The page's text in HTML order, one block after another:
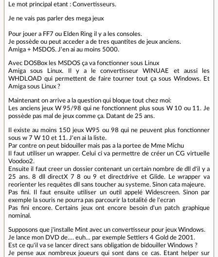
Le mot principal etant : Convertisseurs.
Je ne vais pas parler des mega jeux
Pour jouer a FF7 ou Elden Ring il y a les consoles.
Je possède ou peut acceder a de tres quantites de jeux anciens.
Amiga + MSDOS. J'en ai au moins 5000.
Avec DOSBox les MSDOS ça va fonctionner sous Linux
Amiga sous Linux. Il y a le convertisseur WINUAE et aussi les
WHDLOAD qui permettent de faire tourner tout ça sous Windows. Et
Amiga sous Linux ?
Maintenant on arrive a la question qui bloque tout chez moi:
Les anciens jeux W 95/98 qui ne fonctionnent plus sous W 10 ou 11. Je
possède pas mal de jeux comme ça. Datant de 25 ans.
Il existe au moins 150 jeux W95 ou 98 qui ne peuvent plus fonctionner
sous w 7 W 10 et 11. J'en ai la liste.
Par contre on peut bidouiller mais pas a la portee de Mme Michu
Il faut utiliser un wrapper. Celui ci va permettre de créer un CG virtuelle
Voodoo2.
Ensuite il faut creer un dossier contenant un certain nombre de dll d'il y a
25 ans. 8 dll directX 7 8 ou 9 et directdrive et Glide. Le wrapper va
reorienter les requêtes dll sans toucher au systeme. Sinon cata majeure.
Pas fini. Il faut ensuite utiliser un outil appelé Widescreen. Sinon par
exemple la souris ne pourra pas parcourir la totalité de l'ecran
Pas fini encore. Certains jeux ont encore besoin d'un patch graphique
nominal.
Supposons que j'installe Mint avec un convertisseur pour jeux Windows.
Je lance mon DVD de…. euh… par exemple Settlers 4 Gold de 2001.
Est ce qu'il va se lancer direct sans obligation de bidouiller Windows ?
Je pense aux nombreux joueurs qui sont dans ce cas. Etant helper sur